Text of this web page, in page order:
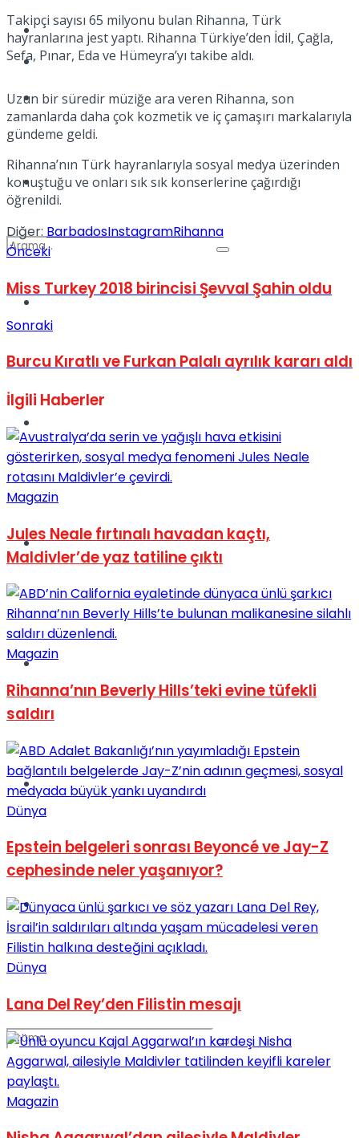
Kadınca
Dünya
Sinema
Tatil
Spor
Podcast
Spor
Podcast
Takipçi sayısı 65 milyonu bulan Rihanna, Türk
hayranlarına jest yaptı. Rihanna Türkiye’den İdil, Çağla,
Sefa, Pınar, Eda ve Hümeyra’yı takibe aldı.
Uzun bir süredir müziğe ara veren Rihanna, son
zamanlarda daha çok kozmetik ve iç çamaşırı markalarıyla
gündeme geldi.
Rihanna’nın Türk hayranlarıyla sosyal medya üzerinden
konuştuğu ve onları sık sık konserlerine çağırdığı
öğrenildi.
Diğer:BarbadosInstagramRihanna
Önceki
Miss Turkey 2018 birincisi Şevval Şahin oldu
Sonraki
Burcu Kıratlı ve Furkan Palalı ayrılık kararı aldı
İlgili Haberler
Magazin
Jules Neale fırtınalı havadan kaçtı,
Maldivler’de yaz tatiline çıktı
Magazin
Rihanna’nın Beverly Hills’teki evine tüfekli
saldırı
Dünya
Epstein belgeleri sonrası Beyoncé ve Jay-Z
cephesinde neler yaşanıyor?
Dünya
Lana Del Rey’den Filistin mesajı
Magazin